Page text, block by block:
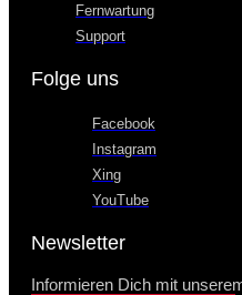
Fernwartung
Support
Folge uns
Facebook
Instagram
Xing
YouTube
Newsletter
Informieren Dich mit